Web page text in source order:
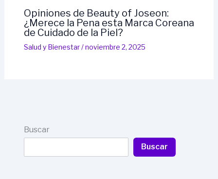
Opiniones de Beauty of Joseon:
¿Merece la Pena esta Marca Coreana
de Cuidado de la Piel?
Salud y Bienestar/noviembre 2, 2025
Buscar
Buscar